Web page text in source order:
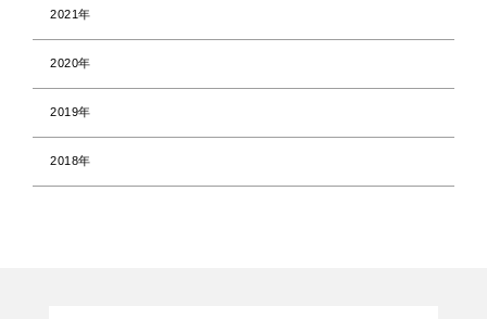
2021年
2020年
2019年
2018年